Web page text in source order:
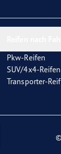
Pkw-Reifen
SUV/4x4-Reifen
Transporter-